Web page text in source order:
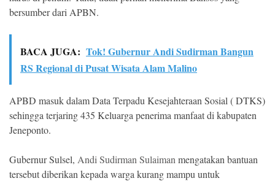
NETRAL
.
bersumber dari APBN.
BACA JUGA: Tok! Gubernur Andi Sudirman Bangun
RS Regional di Pusat Wisata Alam Malino
APBD masuk dalam Data Terpadu Kesejahteraan Sosial ( DTKS)
sehingga terjaring 435 Keluarga penerima manfaat di kabupaten
Jeneponto.
Gubernur Sulsel, Andi Sudirman Sulaiman mengatakan bantuan
tersebut diberikan kepada warga kurang mampu untuk